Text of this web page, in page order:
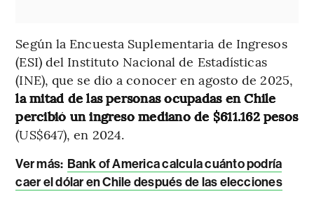
Según la Encuesta Suplementaria de Ingresos
(ESI) del Instituto Nacional de Estadísticas
(INE), que se dio a conocer en agosto de 2025,
la mitad de las personas ocupadas en Chile
percibió un ingreso mediano de $611.162 pesos
(US$647), en 2024.
Ver más: Bank of America calcula cuánto podría
caer el dólar en Chile después de las elecciones